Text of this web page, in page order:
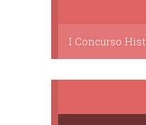
I Concurso